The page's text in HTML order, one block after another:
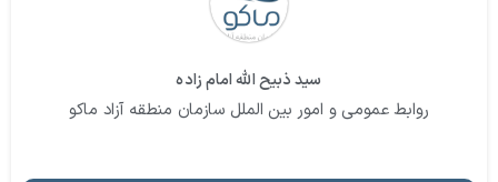
سید ذبیح الله امام زاده
روابط عمومی و امور بین الملل سازمان منطقه آزاد ماکو